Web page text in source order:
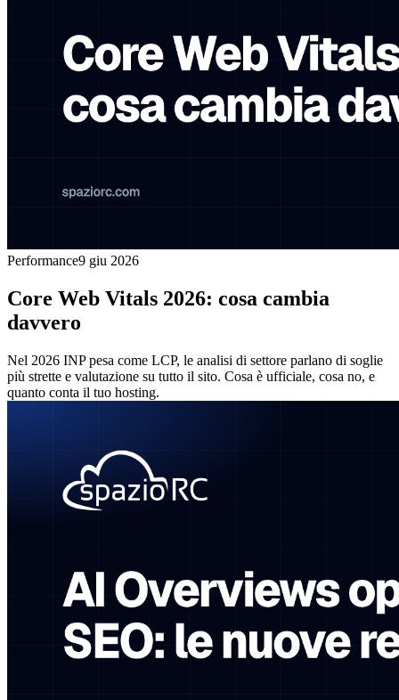
Performance9 giu 2026
Core Web Vitals 2026: cosa cambia
davvero
Nel 2026 INP pesa come LCP, le analisi di settore parlano di soglie
più strette e valutazione su tutto il sito. Cosa è ufficiale, cosa no, e
quanto conta il tuo hosting.